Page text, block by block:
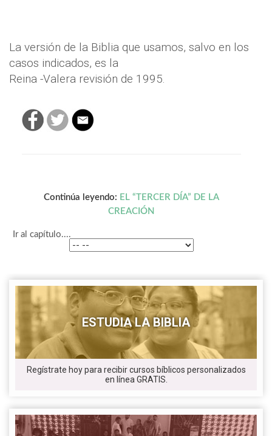
La versión de la Biblia que usamos, salvo en los
casos indicados, es la
Reina -Valera revisión de 1995.
Continúa leyendo: EL “TERCER DÍA” DE LA
CREACIÓN
Ir al capítulo....
ESTUDIA LA BIBLIA
Regístrate hoy para recibir cursos bíblicos personalizados
en línea GRATIS.